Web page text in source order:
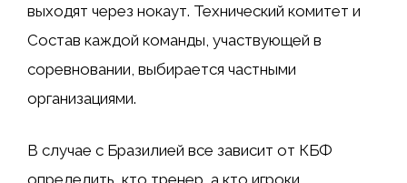
выходят через нокаут. Технический комитет и
Состав каждой команды, участвующей в
соревновании, выбирается частными
организациями.
В случае с Бразилией все зависит от КБФ